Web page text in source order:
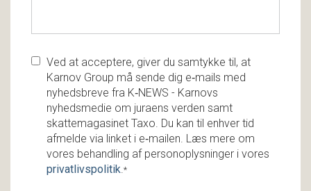
Ved at acceptere, giver du samtykke til, at
Karnov Group må sende dig e‑mails med
nyhedsbreve fra K‑NEWS - Karnovs
nyhedsmedie om juraens verden samt
skattemagasinet Taxo. Du kan til enhver tid
afmelde via linket i e‑mailen. Læs mere om
vores behandling af personoplysninger i vores
privatlivspolitik.*